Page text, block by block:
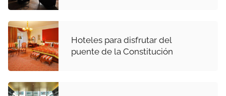
Hoteles para disfrutar del
puente de la Constitución